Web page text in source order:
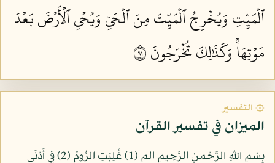
ٱلۡمَيِّتِ وَيُخۡرِجُ ٱلۡمَيِّتَ مِنَ ٱلۡحَيِّ وَيُحۡيِ ٱلۡأَرۡضَ بَعۡدَ
مَوۡتِهَاۚ وَكَذَٰلِكَ تُخۡرَجُونَ ١٩
۞ التفسير
الميزان في تفسير القرآن
بِسْمِ اللّهِ الرَّحْمنِ الرَّحِيمِ الم (1) غُلِبَتِ الرُّومُ (2) فِي أَدْنَى